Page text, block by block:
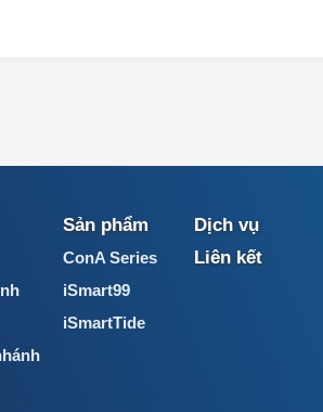
Sản phẩm
ConA Series
iSmart99
iSmartTide
Dịch vụ
Liên kết